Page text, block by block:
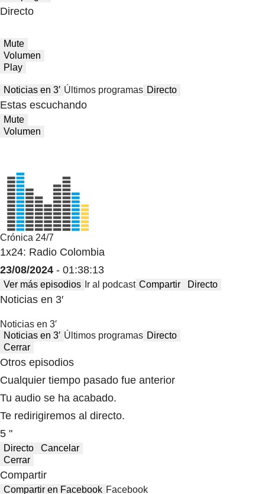
Directo
Mute
Volumen
Play
Noticias en 3′ Últimos programas Directo
Estas escuchando
Mute
Volumen
Crónica 24/7
1x24: Radio Colombia
23/08/2024 - 01:38:13
Ver más episodios Ir al podcast Compartir Directo
Noticias en 3′
Noticias en 3′
Noticias en 3′ Últimos programas Directo
Cerrar
Otros episodios
Cualquier tiempo pasado fue anterior
Tu audio se ha acabado.
Te redirigiremos al directo.
5 "
Directo
Cancelar
Cerrar
Compartir
Compartir en Facebook Facebook